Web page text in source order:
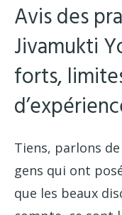
Avis des
Jivamukti
forts,
Tiens, parlons
gens qui ont
que les beaux